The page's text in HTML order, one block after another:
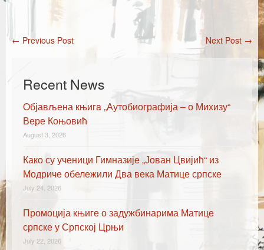
Летопис Матице српске
Гласник Матице српске
Вести
Најаве
Post navigation
Next Post →
← Previous Post
Recent News
Oбјављена књигa „Аутобиографија – о Михизу“
Вере Коњовић
August 3, 2026
Како су ученици Гимназије „Јован Цвијић“ из
Модриче обележили Два века Матице српске
July 24, 2026
Промоција књиге о задужбинарима Матице
српске у Српској Црњи
July 22, 2026